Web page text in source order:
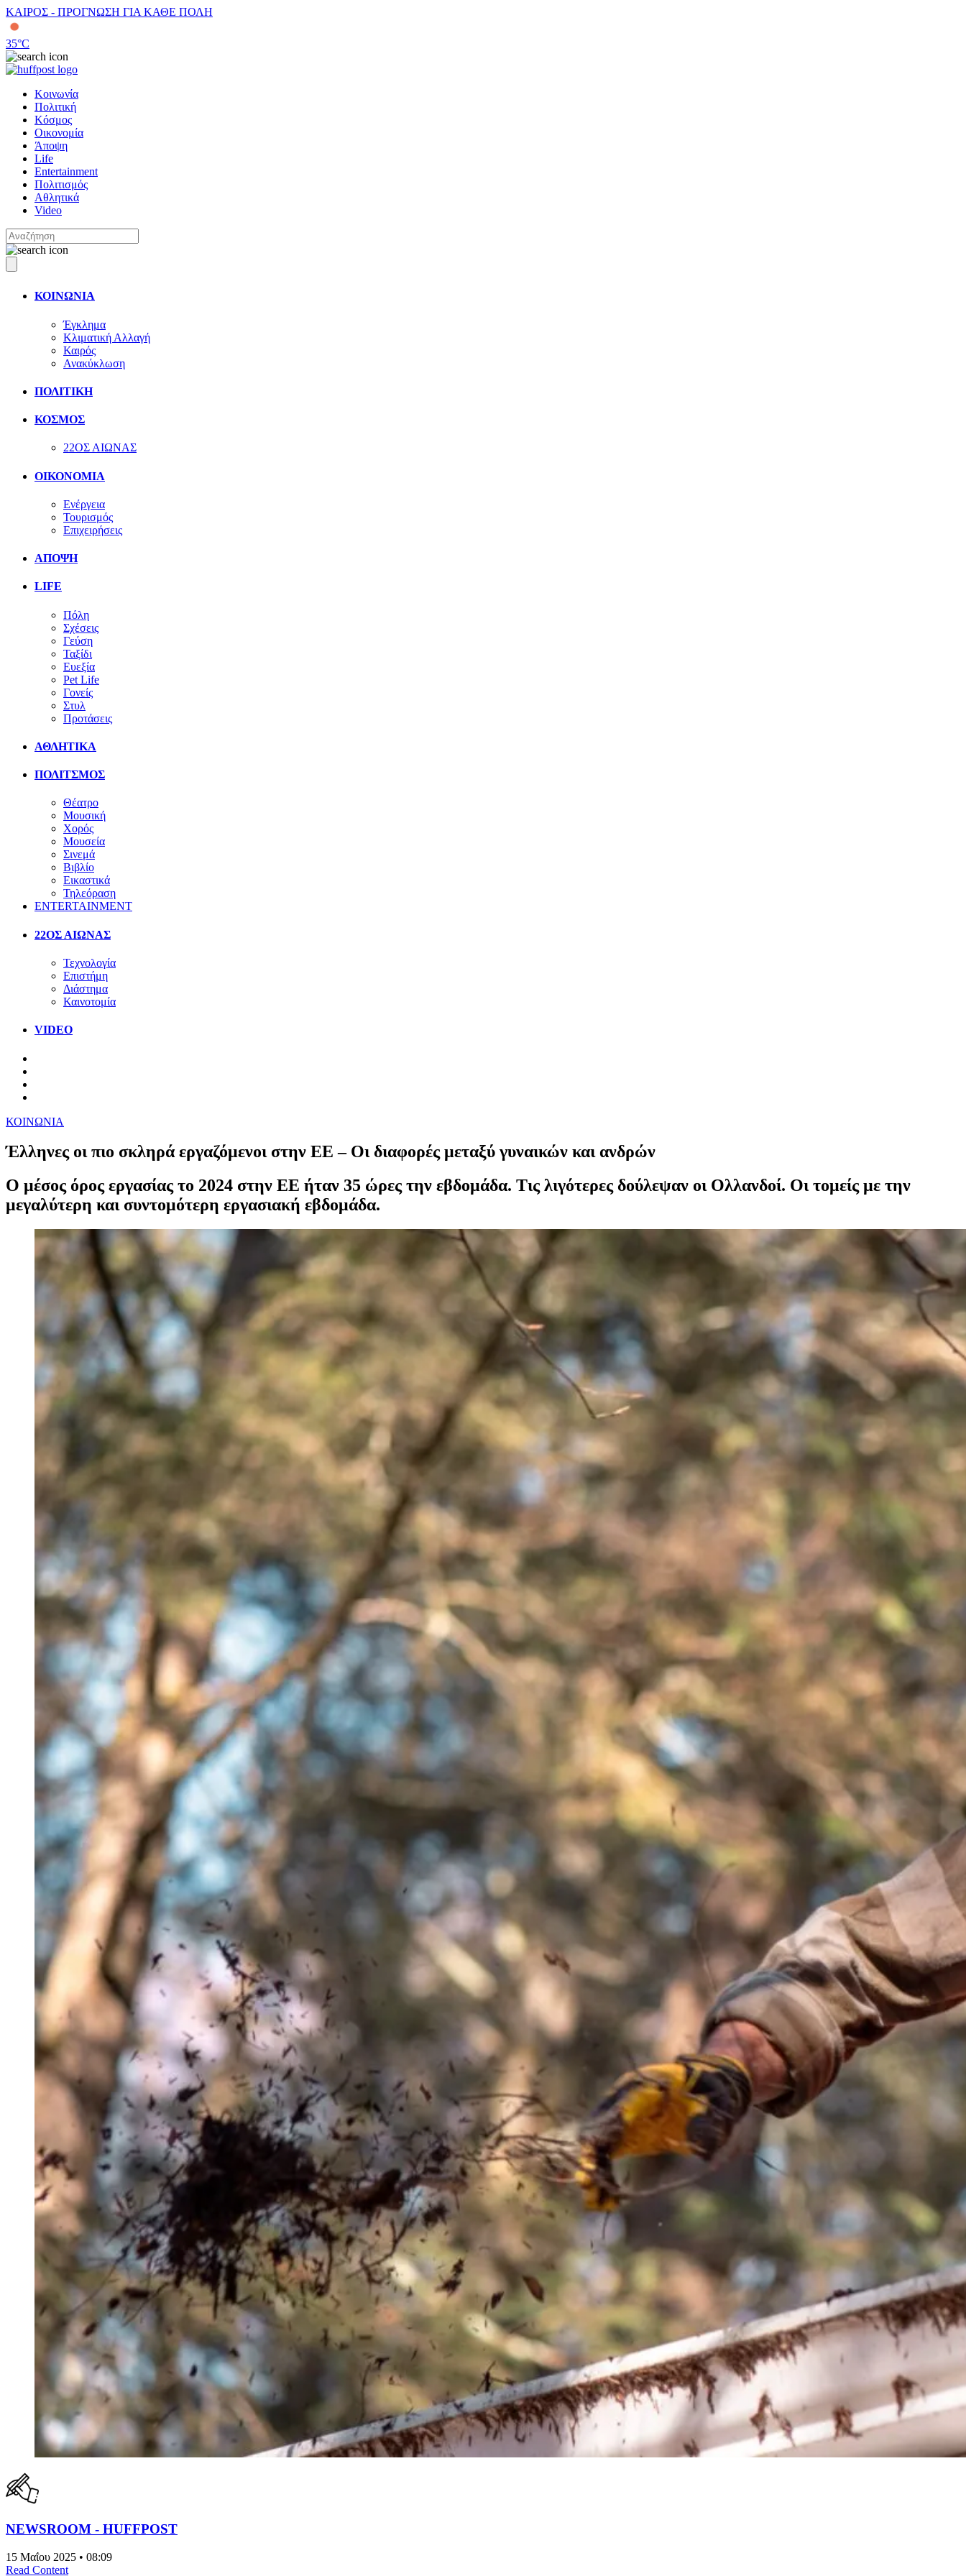
ΚΑΙΡΟΣ - ΠΡΟΓΝΩΣΗ ΓΙΑ ΚΑΘΕ ΠΟΛΗ
35°C
Κοινωνία
Πολιτική
Κόσμος
Οικονομία
Άποψη
Life
Entertainment
Πολιτισμός
Αθλητικά
Video
ΚΟΙΝΩΝΙΑ
Έγκλημα
Κλιματική Αλλαγή
Καιρός
Ανακύκλωση
ΠΟΛΙΤΙΚΗ
ΚΟΣΜΟΣ
22ΟΣ ΑΙΩΝΑΣ
ΟΙΚΟΝΟΜΙΑ
Ενέργεια
Τουρισμός
Επιχειρήσεις
ΑΠΟΨΗ
LIFE
Πόλη
Σχέσεις
Γεύση
Ταξίδι
Ευεξία
Pet Life
Γονείς
Στυλ
Προτάσεις
ΑΘΛΗΤΙΚΑ
ΠΟΛΙΤΣΜΟΣ
Θέατρο
Μουσική
Χορός
Μουσεία
Σινεμά
Βιβλίο
Εικαστικά
Τηλεόραση
ENTERTAINMENT
22ΟΣ ΑΙΩΝΑΣ
Τεχνολογία
Επιστήμη
Διάστημα
Καινοτομία
VIDEO
ΚΟΙΝΩΝΙΑ
Έλληνες οι πιο σκληρά εργαζόμενοι στην ΕΕ – Οι διαφορές μεταξύ γυναικών και ανδρών
Ο μέσος όρος εργασίας το 2024 στην ΕΕ ήταν 35 ώρες την εβδομάδα. Τις λιγότερες δούλεψαν οι Ολλανδοί. Οι τομείς με την
μεγαλύτερη και συντομότερη εργασιακή εβδομάδα.
NEWSROOM - HUFFPOST
15 Μαΐου 2025 • 08:09
Read Content